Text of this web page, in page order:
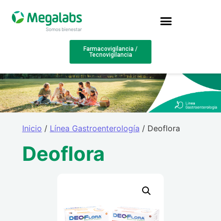
Farmacovigilancia /
Tecnovigilancia
Inicio / Línea Gastroenterología / Deoflora
Deoflora